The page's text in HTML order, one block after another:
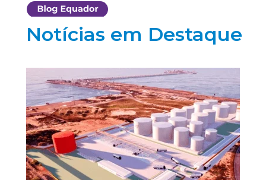
Notícias em Destaque